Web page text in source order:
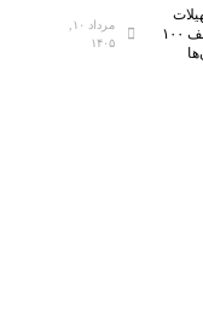
سرمایه در گردش تا سقف ۱۰۰
۱۴۰۵